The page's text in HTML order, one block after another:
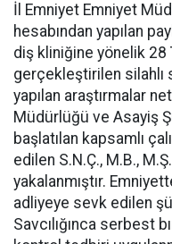
İl Emniyet Emniyet
hesabından yapılan
diş kliniğine yönelik
gerçekleştirilen silahlı
yapılan araştırmalar
Müdürlüğü ve Asayiş
başlatılan kapsamlı
edilen S.N.Ç., M.B.,
yakalanmıştır.
adliyeye sevk edilen
Savcılığınca serbest